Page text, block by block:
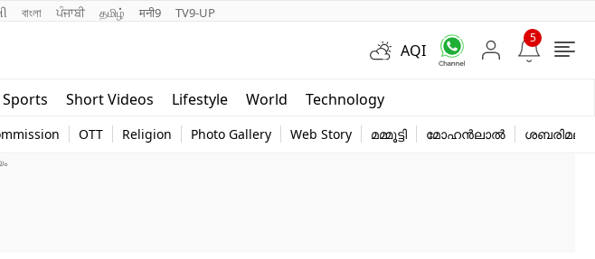
বাংলা ਪੰਜਾਬੀ தமிழ் मनी9 TV9-UP
AQI
5
Sports Short Videos Lifestyle World Technology
Web Story
OTT Religion Photo Gallery Web Story മമ്മൂട്ടി മോഹൻലാൽ ശബരിമല